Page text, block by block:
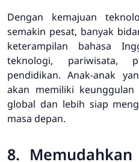
Dengan kemajuan
semakin pesat, banyak
keterampilan bahasa
teknologi, pariwisata,
pendidikan. Anak-anak
akan memiliki
global dan lebih siap
masa depan.
8.